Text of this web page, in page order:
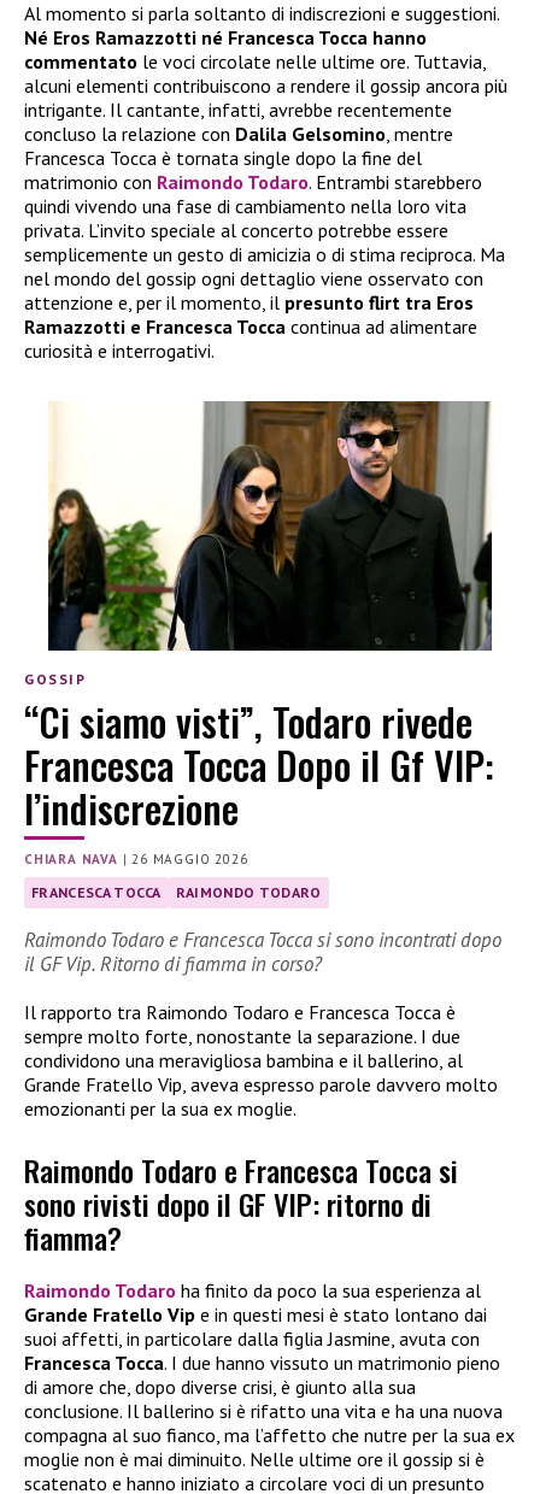
Al momento si parla soltanto di indiscrezioni e suggestioni.
Né Eros Ramazzotti né Francesca Tocca hanno
commentato le voci circolate nelle ultime ore. Tuttavia,
alcuni elementi contribuiscono a rendere il gossip ancora più
intrigante. Il cantante, infatti, avrebbe recentemente
concluso la relazione con Dalila Gelsomino, mentre
Francesca Tocca è tornata single dopo la fine del
matrimonio con Raimondo Todaro. Entrambi starebbero
quindi vivendo una fase di cambiamento nella loro vita
privata. L’invito speciale al concerto potrebbe essere
semplicemente un gesto di amicizia o di stima reciproca. Ma
nel mondo del gossip ogni dettaglio viene osservato con
attenzione e, per il momento, il presunto flirt tra Eros
Ramazzotti e Francesca Tocca continua ad alimentare
curiosità e interrogativi.
GOSSIP
“Ci siamo visti”, Todaro rivede
Francesca Tocca Dopo il Gf VIP:
l’indiscrezione
CHIARA NAVA | 26 MAGGIO 2026
FRANCESCA TOCCA RAIMONDO TODARO
Raimondo Todaro e Francesca Tocca si sono incontrati dopo
il GF Vip. Ritorno di fiamma in corso?
Il rapporto tra Raimondo Todaro e Francesca Tocca è
sempre molto forte, nonostante la separazione. I due
condividono una meravigliosa bambina e il ballerino, al
Grande Fratello Vip, aveva espresso parole davvero molto
emozionanti per la sua ex moglie.
Raimondo Todaro e Francesca Tocca si
sono rivisti dopo il GF VIP: ritorno di
fiamma?
Raimondo Todaro ha finito da poco la sua esperienza al
Grande Fratello Vip e in questi mesi è stato lontano dai
suoi affetti, in particolare dalla figlia Jasmine, avuta con
Francesca Tocca. I due hanno vissuto un matrimonio pieno
di amore che, dopo diverse crisi, è giunto alla sua
conclusione. Il ballerino si è rifatto una vita e ha una nuova
compagna al suo fianco, ma l’affetto che nutre per la sua ex
moglie non è mai diminuito. Nelle ultime ore il gossip si è
scatenato e hanno iniziato a circolare voci di un presunto